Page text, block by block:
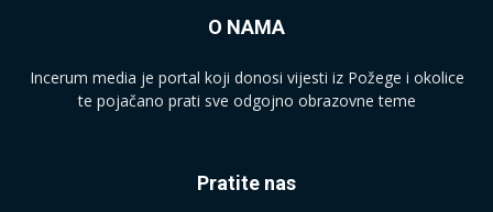
O NAMA
Incerum media je portal koji donosi vijesti iz Požege i okolice
te pojačano prati sve odgojno obrazovne teme
Pratite nas